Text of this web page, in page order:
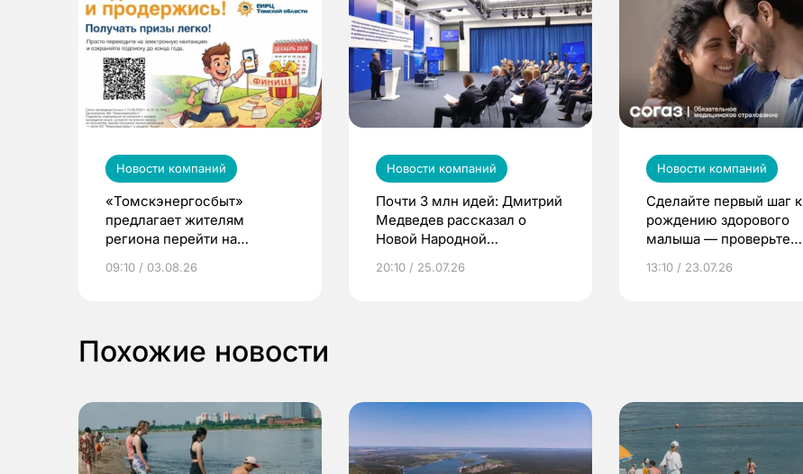
Новости компаний
«Томскэнергосбыт»
предлагает жителям
региона перейти на
выиграть призы
09:10 / 03.08.26
Новости компаний
Почти 3 млн идей: Дмитрий
Медведев рассказал о
Новой Народной
20:10 / 25.07.26
Новости компаний
Сделайте первый шаг к
рождению здорового
малыша — проверьте
по ОМС!
13:10 / 23.07.26
Похожие новости